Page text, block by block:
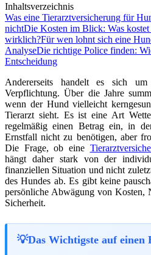
Inhaltsverzeichnis
Was eine Tierarztversicherung für
nichtDie Kosten im Blick: Was kostet
wirklich?Für wen lohnt sich eine
AnalyseDie richtige Police finden:
Entscheidung
Andererseits handelt es sich
Verpflichtung. Über die Jahre
wenn der Hund vielleicht
Tierarzt sieht. Es ist eine Art
regelmäßig einen Betrag ein, in
Ernstfall nicht zu benötigen, aber
Die Frage, ob eine
hängt daher stark von der
finanziellen Situation und nicht
des Hundes ab. Es gibt keine
persönliche Abwägung von Kosten,
Sicherheit.
Das Wichtigste auf einen